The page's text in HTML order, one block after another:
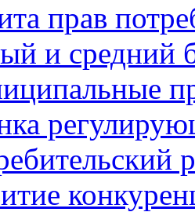
прав
и средний